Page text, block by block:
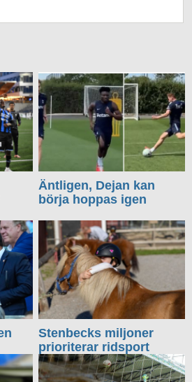
Äntligen, Dejan kan
börja hoppas igen
Stenbecks miljoner
prioriterar ridsport